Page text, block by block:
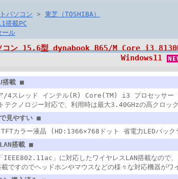
パソコン > 東芝（TOSHIBA）
搭載PC
ール
コン 15.6型 dynabook B65/M Core i3
Windows11
搭載 ■
/4スレッド インテル(R) Core(TM) i3 プロセッサー
テクノロジー対応で、利用時は最大3.40GHzの高クロック
見やすい ■
カラー液晶 (HD:1366×768ドット 省電力LEDバック
搭載 ■
IEEE802.11ac」に対応したワイヤレスLAN搭載なので、
すのでヘッドホンやマウスなどの様々な対応機器がワ